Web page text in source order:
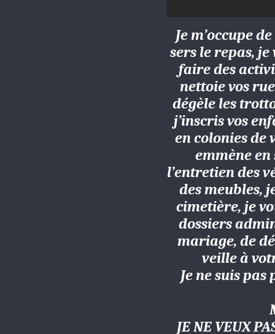
Je m’occupe
sers le repas,
faire des
nettoie vos
dégèle les
j’inscris vos
en colonies de
emmène en
l’entretien des
des meubles,
cimetière, je
dossiers
mariage, de
veille à
Je ne suis
JE NE VEUX